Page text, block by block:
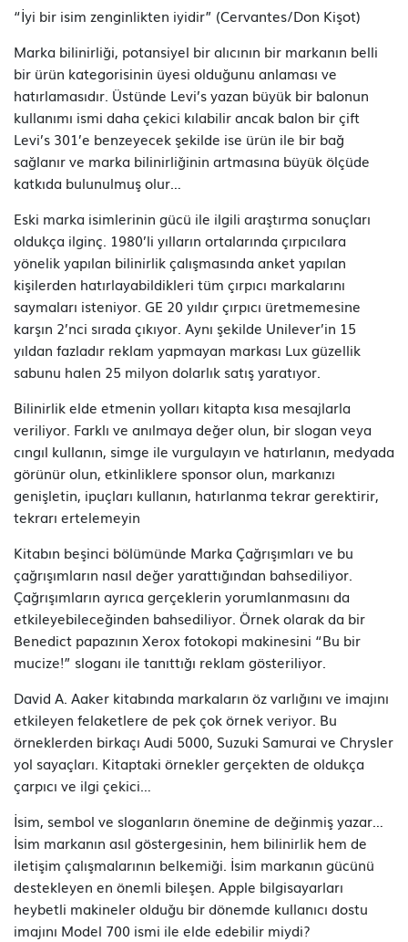
“İyi bir isim zenginlikten iyidir” (Cervantes/Don Kişot)
Marka bilinirliği, potansiyel bir alıcının bir markanın belli
bir ürün kategorisinin üyesi olduğunu anlaması ve
hatırlamasıdır. Üstünde Levi’s yazan büyük bir balonun
kullanımı ismi daha çekici kılabilir ancak balon bir çift
Levi’s 301’e benzeyecek şekilde ise ürün ile bir bağ
sağlanır ve marka bilinirliğinin artmasına büyük ölçüde
katkıda bulunulmuş olur…
Eski marka isimlerinin gücü ile ilgili araştırma sonuçları
oldukça ilginç. 1980’li yılların ortalarında çırpıcılara
yönelik yapılan bilinirlik çalışmasında anket yapılan
kişilerden hatırlayabildikleri tüm çırpıcı markalarını
saymaları isteniyor. GE 20 yıldır çırpıcı üretmemesine
karşın 2’nci sırada çıkıyor. Aynı şekilde Unilever’in 15
yıldan fazladır reklam yapmayan markası Lux güzellik
sabunu halen 25 milyon dolarlık satış yaratıyor.
Bilinirlik elde etmenin yolları kitapta kısa mesajlarla
veriliyor. Farklı ve anılmaya değer olun, bir slogan veya
cıngıl kullanın, simge ile vurgulayın ve hatırlanın, medyada
görünür olun, etkinliklere sponsor olun, markanızı
genişletin, ipuçları kullanın, hatırlanma tekrar gerektirir,
tekrarı ertelemeyin
Kitabın beşinci bölümünde Marka Çağrışımları ve bu
çağrışımların nasıl değer yarattığından bahsediliyor.
Çağrışımların ayrıca gerçeklerin yorumlanmasını da
etkileyebileceğinden bahsediliyor. Örnek olarak da bir
Benedict papazının Xerox fotokopi makinesini “Bu bir
mucize!” sloganı ile tanıttığı reklam gösteriliyor.
David A. Aaker kitabında markaların öz varlığını ve imajını
etkileyen felaketlere de pek çok örnek veriyor. Bu
örneklerden birkaçı Audi 5000, Suzuki Samurai ve Chrysler
yol sayaçları. Kitaptaki örnekler gerçekten de oldukça
çarpıcı ve ilgi çekici…
İsim, sembol ve sloganların önemine de değinmiş yazar…
İsim markanın asıl göstergesinin, hem bilinirlik hem de
iletişim çalışmalarının belkemiği. İsim markanın gücünü
destekleyen en önemli bileşen. Apple bilgisayarları
heybetli makineler olduğu bir dönemde kullanıcı dostu
imajını Model 700 ismi ile elde edebilir miydi?